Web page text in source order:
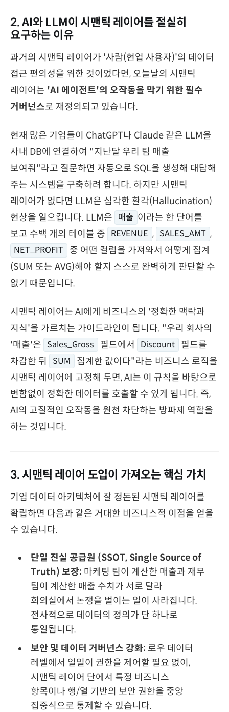
2. AI와 LLM이 시맨틱 레이어를 절실히
요구하는 이유
과거의 시맨틱 레이어가 '사람(현업 사용자)'의 데이터
접근 편의성을 위한 것이었다면, 오늘날의 시맨틱
레이어는 'AI 에이전트'의 오작동을 막기 위한 필수
거버넌스로 재정의되고 있습니다.
현재 많은 기업들이 ChatGPT나 Claude 같은 LLM을
사내 DB에 연결하여 "지난달 우리 팀 매출
보여줘"라고 질문하면 자동으로 SQL을 생성해 대답해
주는 시스템을 구축하려 합니다. 하지만 시맨틱
레이어가 없다면 LLM은 심각한 환각(Hallucination)
현상을 일으킵니다. LLM은
매출 이라는 한 단어를
보고 수백 개의 테이블 중
REVENUE , SALES_AMT ,
NET_PROFIT
중 어떤 컬럼을 가져와서 어떻게 집계
(SUM 또는 AVG)해야 할지 스스로 완벽하게 판단할 수
없기 때문입니다.
시맨틱 레이어는 AI에게 비즈니스의 '정확한 맥락과
지식'을 가르치는 가이드라인이 됩니다. "우리 회사의
'매출'은
Sales_Gross 필드에서 Discount
필드를
차감한 뒤
SUM
집계한 값이다"라는 비즈니스 로직을
시맨틱 레이어에 고정해 두면, AI는 이 규칙을 바탕으로
변함없이 정확한 데이터를 호출할 수 있게 됩니다. 즉,
AI의 고질적인 오작동을 원천 차단하는 방파제 역할을
하는 것입니다.
3. 시맨틱 레이어 도입이 가져오는 핵심 가치
기업 데이터 아키텍처에 잘 정돈된 시맨틱 레이어를
확립하면 다음과 같은 거대한 비즈니스적 이점을 얻을
수 있습니다.
단일 진실 공급원 (SSOT, Single Source of
Truth) 보장: 마케팅 팀이 계산한 매출과 재무
팀이 계산한 매출 수치가 서로 달라
회의실에서 논쟁을 벌이는 일이 사라집니다.
전사적으로 데이터의 정의가 단 하나로
통일됩니다.
보안 및 데이터 거버넌스 강화: 로우 데이터
레벨에서 일일이 권한을 제어할 필요 없이,
시맨틱 레이어 단에서 특정 비즈니스
항목이나 행/열 기반의 보안 권한을 중앙
집중식으로 통제할 수 있습니다.